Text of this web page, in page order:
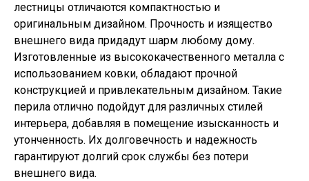
лестницы отличаются компактностью и
оригинальным дизайном. Прочность и изящество
внешнего вида придадут шарм любому дому.
Изготовленные из высококачественного металла с
использованием ковки, обладают прочной
конструкцией и привлекательным дизайном. Такие
перила отлично подойдут для различных стилей
интерьера, добавляя в помещение изысканность и
утонченность. Их долговечность и надежность
гарантируют долгий срок службы без потери
внешнего вида.